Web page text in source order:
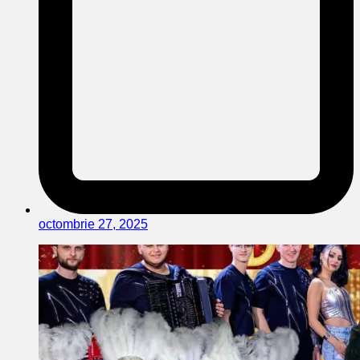
octombrie 27, 2025